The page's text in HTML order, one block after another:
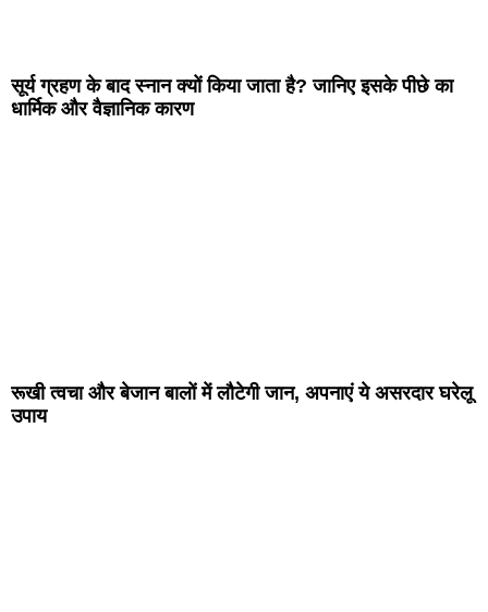
सूर्य ग्रहण के बाद स्नान क्यों किया जाता है? जानिए इसके पीछे का
धार्मिक और वैज्ञानिक कारण
रूखी त्वचा और बेजान बालों में लौटेगी जान, अपनाएं ये असरदार घरेलू
उपाय